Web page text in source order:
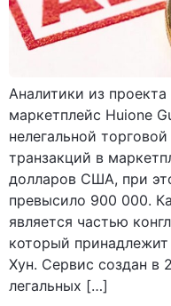
Аналитики из
маркетплейс Huione
нелегальной
транзакций в
долларов США, при
превысило 900 000.
является частью
который
Хун. Сервис создан в
легальных […]